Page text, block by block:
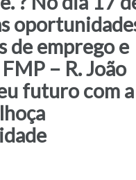
de emprego e
– R. João
futuro com a